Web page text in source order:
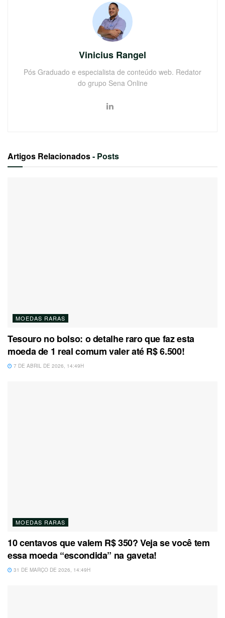
Vinicius Rangel
Pós Graduado e especialista de conteúdo web. Redator
do grupo Sena Online
Artigos Relacionados- Posts
MOEDAS RARAS
Tesouro no bolso: o detalhe raro que faz esta
moeda de 1 real comum valer até R$ 6.500!
7 DE ABRIL DE 2026, 14:49H
MOEDAS RARAS
10 centavos que valem R$ 350? Veja se você tem
essa moeda “escondida” na gaveta!
31 DE MARÇO DE 2026, 14:49H